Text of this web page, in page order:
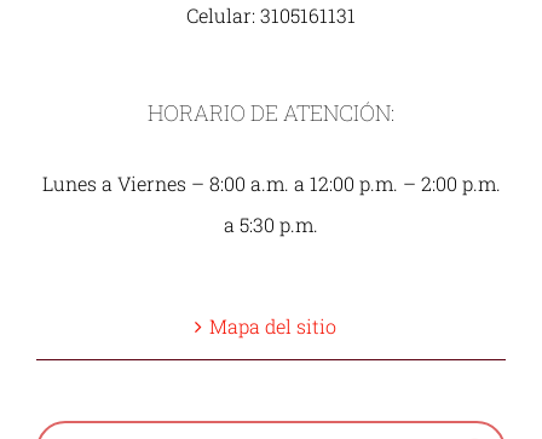
Celular: 3105161131
HORARIO DE ATENCIÓN:
Lunes a Viernes – 8:00 a.m. a 12:00 p.m. – 2:00 p.m.
a 5:30 p.m.
Mapa del sitio